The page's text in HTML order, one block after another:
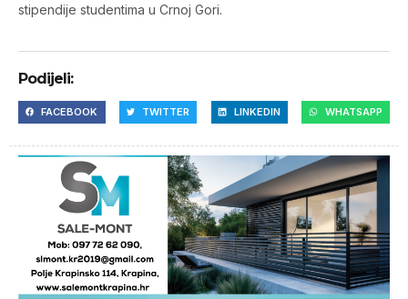
stipendije studentima u Crnoj Gori.
Podijeli:
FACEBOOK TWITTER LINKEDIN WHATSAPP